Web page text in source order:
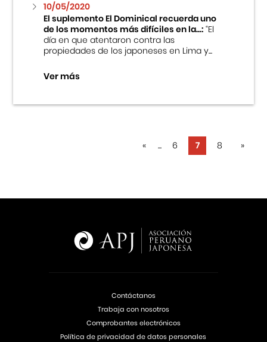
10/05/2020
El suplemento El Dominical recuerda uno
de los momentos más difíciles en la...:“El
día en que atentaron contra las
propiedades de los japoneses en Lima y...
Ver más
« ... 6 7 8 »
Contáctanos
Trabaja con nosotros
Comprobantes electrónicos
Política de privacidad de datos personales